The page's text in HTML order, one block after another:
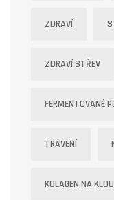
ZDRAVÍ
ZDRAVÍ STŘEV
FERMENTOVANÉ
TRÁVENÍ
KOLAGEN NA